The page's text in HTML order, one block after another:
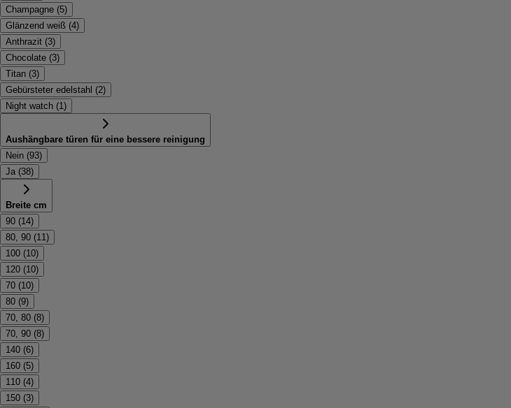
Champagne (5)
Glänzend weiß (4)
Anthrazit (3)
Chocolate (3)
Titan (3)
Gebürsteter edelstahl (2)
Night watch (1)
Aushängbare türen für eine bessere reinigung
Nein (93)
Ja (38)
Breite cm
90 (14)
80, 90 (11)
100 (10)
120 (10)
70 (10)
80 (9)
70, 80 (8)
70, 90 (8)
140 (6)
160 (5)
110 (4)
150 (3)